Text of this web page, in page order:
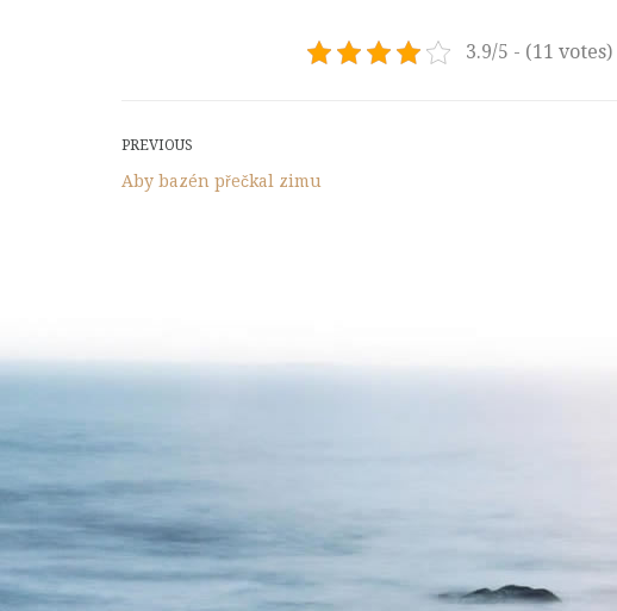
3.9/5 - (11 votes)
Post
navigation
Previous
Post
PREVIOUS
Aby bazén přečkal zimu